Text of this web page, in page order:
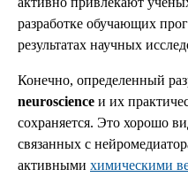
разработке обучающих
результатах научных
Конечно, определенный
neuroscience и их
сохраняется. Это хорошо
связанных с
активными химическими